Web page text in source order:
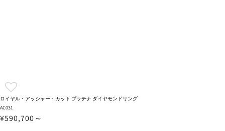
ロイヤル・アッシャー・カット プラチナ ダイヤモンドリング
AC031
¥590,700～